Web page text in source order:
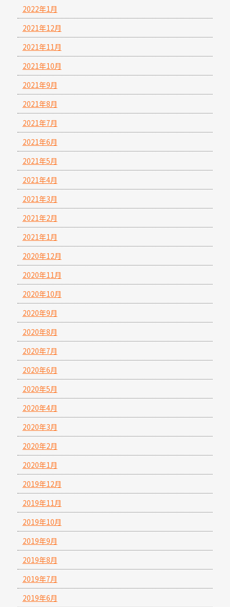
2022年1月
2021年12月
2021年11月
2021年10月
2021年9月
2021年8月
2021年7月
2021年6月
2021年5月
2021年4月
2021年3月
2021年2月
2021年1月
2020年12月
2020年11月
2020年10月
2020年9月
2020年8月
2020年7月
2020年6月
2020年5月
2020年4月
2020年3月
2020年2月
2020年1月
2019年12月
2019年11月
2019年10月
2019年9月
2019年8月
2019年7月
2019年6月